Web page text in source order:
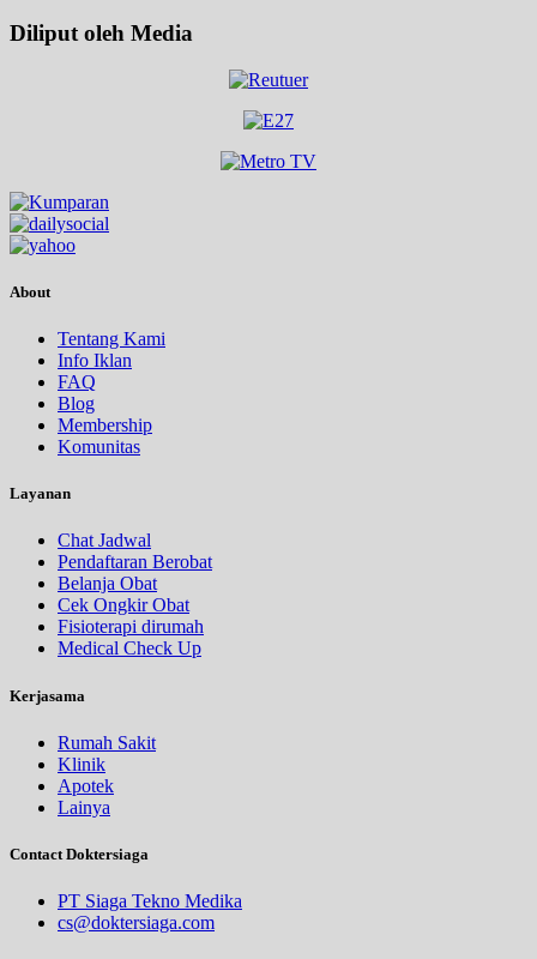
Diliput oleh Media
About
Tentang Kami
Info Iklan
FAQ
Blog
Membership
Komunitas
Layanan
Chat Jadwal
Pendaftaran Berobat
Belanja Obat
Cek Ongkir Obat
Fisioterapi dirumah
Medical Check Up
Kerjasama
Rumah Sakit
Klinik
Apotek
Lainya
Contact Doktersiaga
PT Siaga Tekno Medika
cs@doktersiaga.com